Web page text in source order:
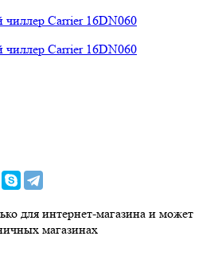
для интернет-магазина и может
магазинах